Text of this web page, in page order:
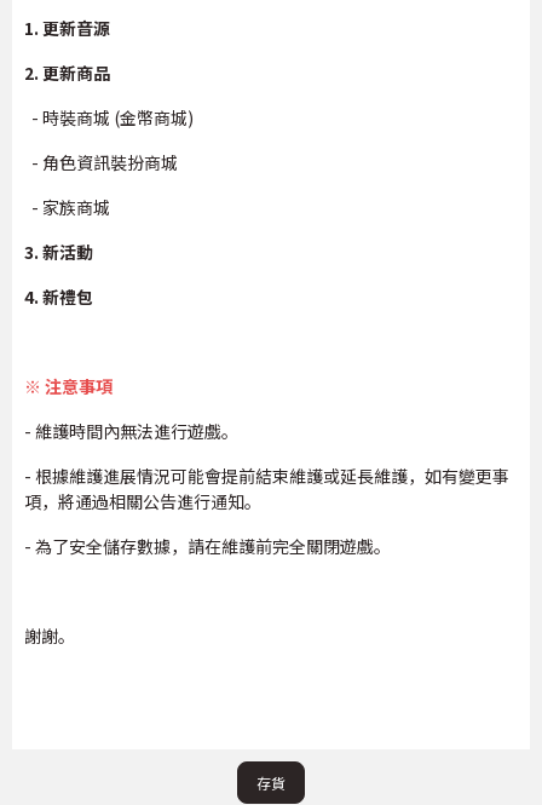
1. 更新音源
2. 更新商品
- 時裝商城 (金幣商城)
- 角色資訊裝扮商城
- 家族商城
3. 新活動
4. 新禮包
※ 注意事項
- 維護時間內無法進行遊戲。
- 根據維護進展情況可能會提前結束維護或延長維護，如有變更事
項，將通過相關公告進行通知。
- 為了安全儲存數據，請在維護前完全關閉遊戲。
謝謝。
存貨